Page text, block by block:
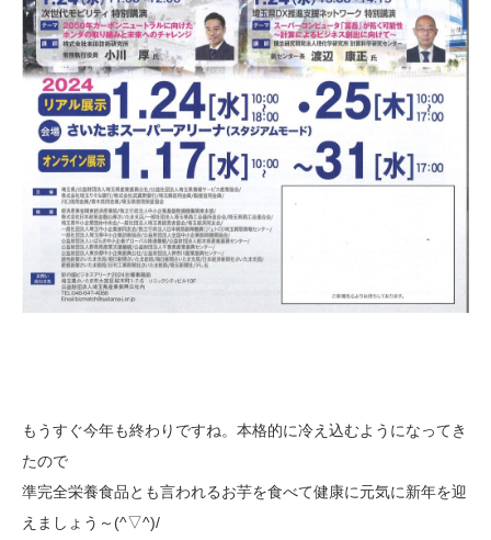
もうすぐ今年も終わりですね。本格的に冷え込むようになってき
たので
準完全栄養食品とも言われるお芋を食べて健康に元気に新年を迎
えましょう～(^▽^)/